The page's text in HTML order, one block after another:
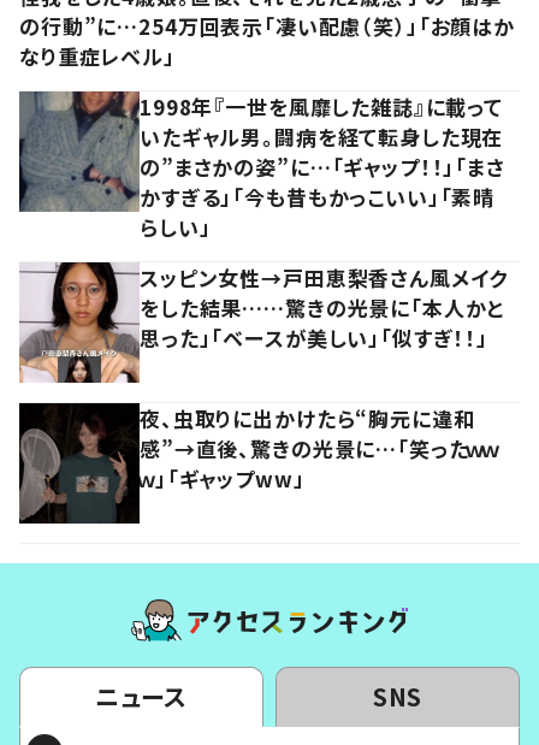
の行動”に…254万回表示「凄い配慮（笑）」「お顔はか
なり重症レベル」
1998年『一世を風靡した雑誌』に載って
いたギャル男。闘病を経て転身した現在
の”まさかの姿”に…「ギャップ！！」「まさ
かすぎる」「今も昔もかっこいい」「素晴
らしい」
スッピン女性→戸田恵梨香さん風メイク
をした結果……驚きの光景に「本人かと
思った」「ベースが美しい」「似すぎ！！」
夜、虫取りに出かけたら“胸元に違和
感”→直後、驚きの光景に…「笑ったｗｗ
ｗ」「ギャップww」
ニュース SNS